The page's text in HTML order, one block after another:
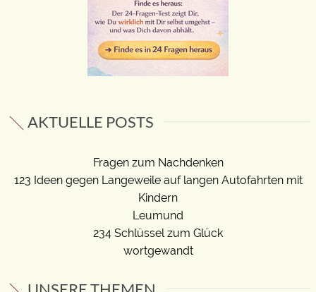
AKTUELLE POSTS
Fragen zum Nachdenken
123 Ideen gegen Langeweile auf langen Autofahrten mit
Kindern
Leumund
234 Schlüssel zum Glück
wortgewandt